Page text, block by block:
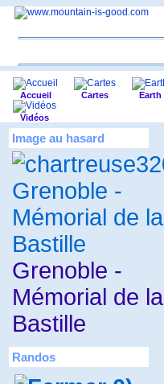
Accueil Cartes Earth
Vidéos
Image au hasard
Grenoble -
Mémorial de la
Bastille
Randos